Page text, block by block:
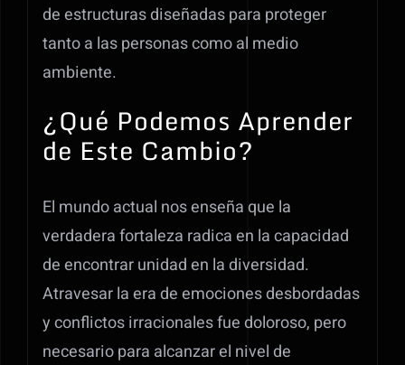
de estructuras diseñadas para proteger
tanto a las personas como al medio
ambiente.
¿Qué Podemos Aprender
de Este Cambio?
El mundo actual nos enseña que la
verdadera fortaleza radica en la capacidad
de encontrar unidad en la diversidad.
Atravesar la era de emociones desbordadas
y conflictos irracionales fue doloroso, pero
necesario para alcanzar el nivel de